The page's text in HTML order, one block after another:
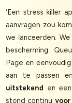
‘Een stress killer
aanvragen zou
we lanceerden.
bescherming.
Page en
aan te passen
uitstekend
en een
stond continu voor